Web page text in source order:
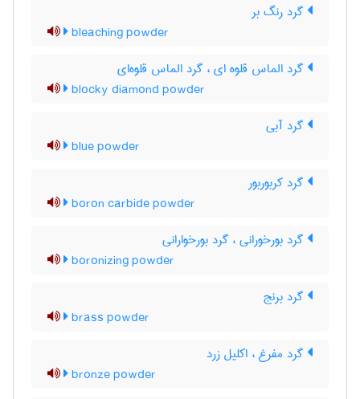
گرد رنگ بر
bleaching powder
گرد الماس قلوه ای ، گرد الماس قلوه‌ای
blocky diamond powder
گرد آبی
blue powder
گرد کربوربور
boron carbide powder
گرد بورخورانی ، گرد بورخوارانی
boronizing powder
گرد برنج
brass powder
گرد مفرغ ، اکلیل زرد
bronze powder